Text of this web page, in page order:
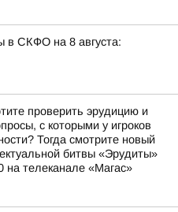
в СКФО на 8 августа:
проверить эрудицию и
с которыми у игроков
Тогда смотрите новый
битвы «Эрудиты»
на телеканале «Магас»